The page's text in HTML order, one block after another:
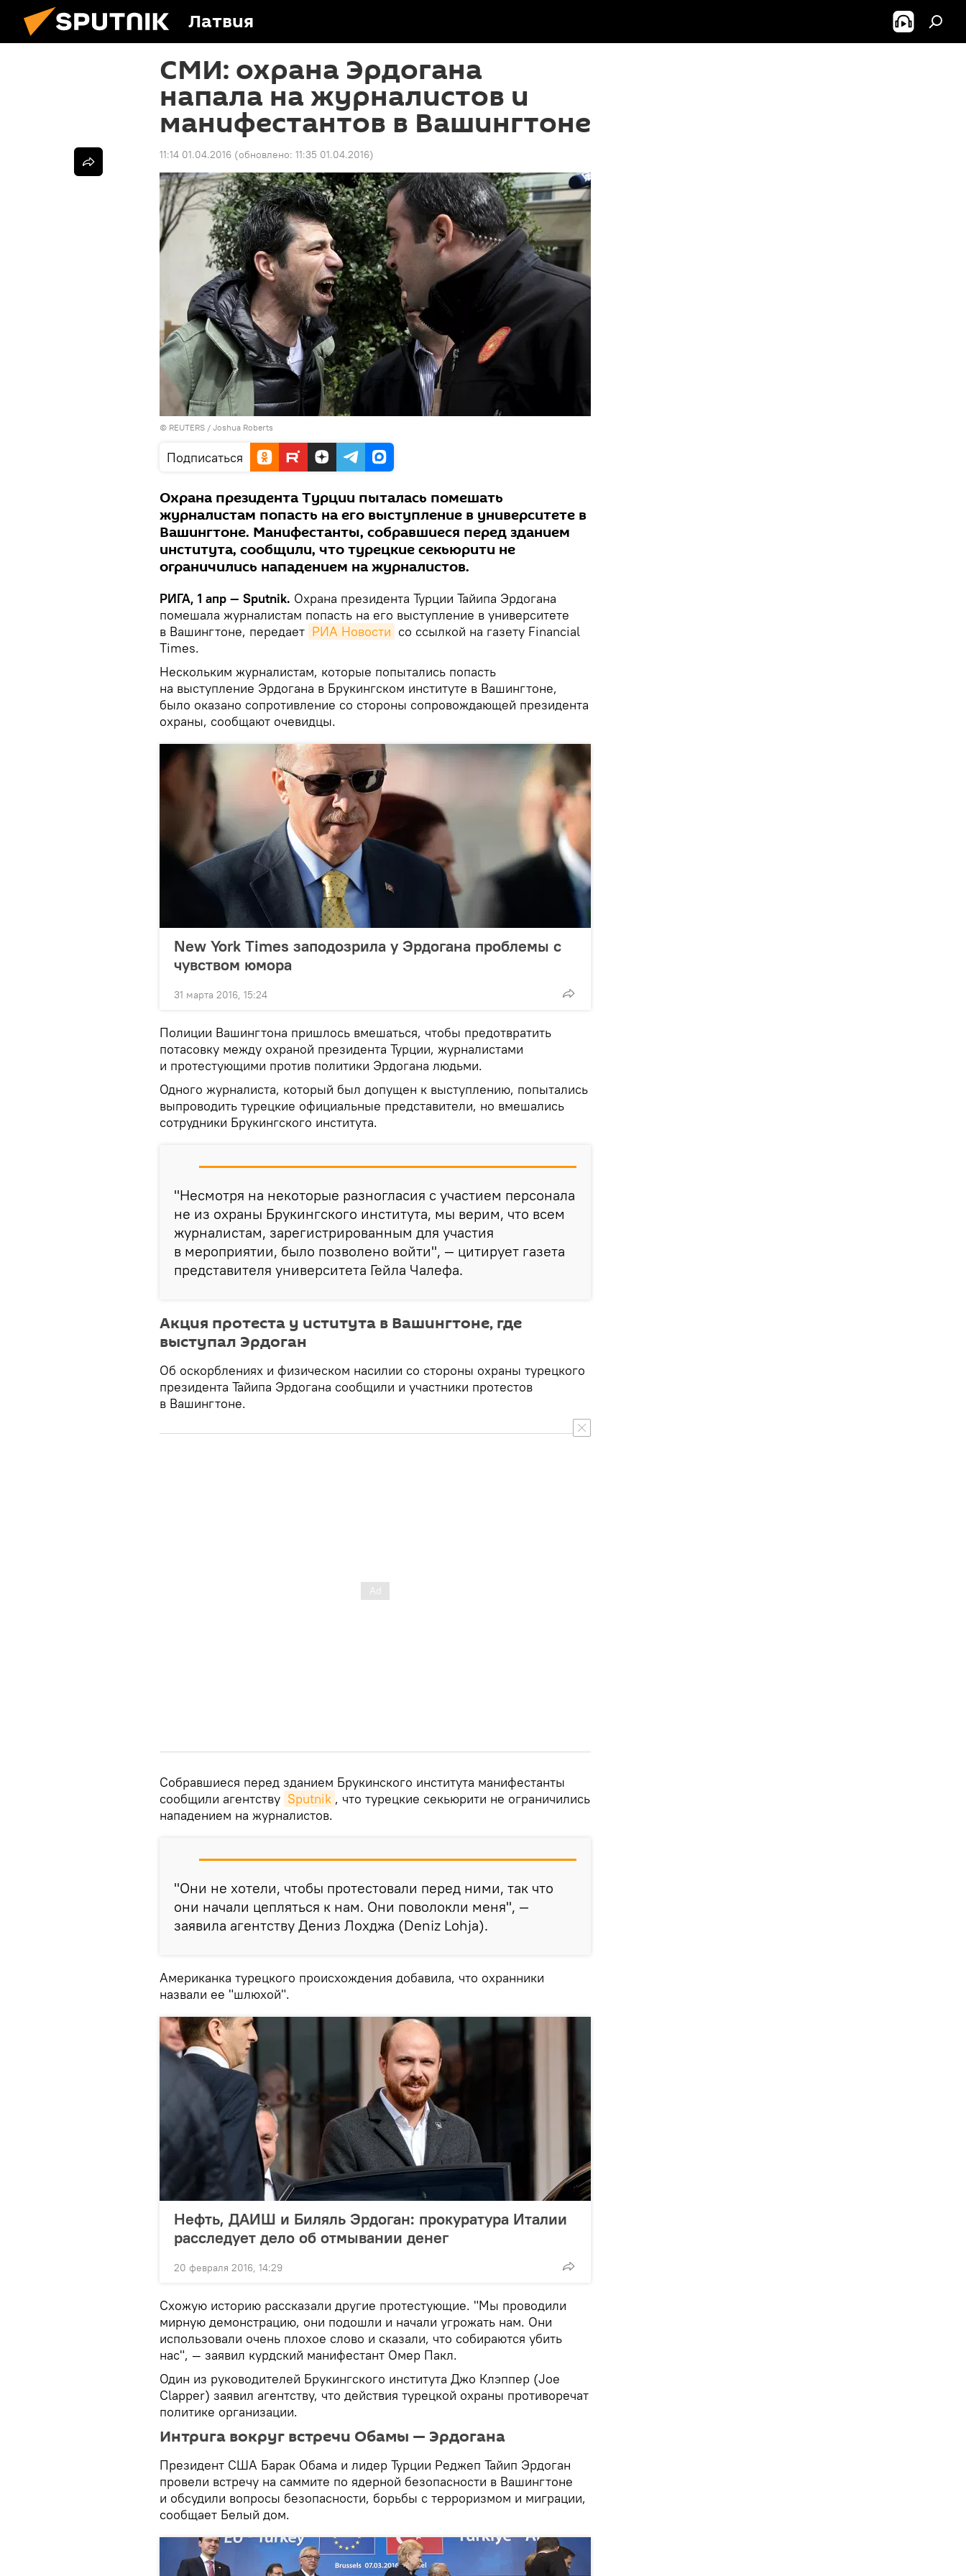
Латвия
СМИ: охрана Эрдогана
напала на журналистов и
манифестантов в Вашингтоне
11:14 01.04.2016 (обновлено: 11:35 01.04.2016)
© REUTERS / Joshua Roberts
Подписаться
Охрана президента Турции пыталась помешать
журналистам попасть на его выступление в университете в
Вашингтоне. Манифестанты, собравшиеся перед зданием
института, сообщили, что турецкие секьюрити не
ограничились нападением на журналистов.
РИГА, 1 апр — Sputnik. Охрана президента Турции Тайипа Эрдогана
помешала журналистам попасть на его выступление в университете
в Вашингтоне, передает РИА Новости со ссылкой на газету Financial
Times.
Нескольким журналистам, которые попытались попасть
на выступление Эрдогана в Брукингском институте в Вашингтоне,
было оказано сопротивление со стороны сопровождающей президента
охраны, сообщают очевидцы.
New York Times заподозрила у Эрдогана проблемы с
чувством юмора
31 марта 2016, 15:24
Полиции Вашингтона пришлось вмешаться, чтобы предотвратить
потасовку между охраной президента Турции, журналистами
и протестующими против политики Эрдогана людьми.
Одного журналиста, который был допущен к выступлению, попытались
выпроводить турецкие официальные представители, но вмешались
сотрудники Брукингского института.
"Несмотря на некоторые разногласия с участием персонала
не из охраны Брукингского института, мы верим, что всем
журналистам, зарегистрированным для участия
в мероприятии, было позволено войти", — цитирует газета
представителя университета Гейла Чалефа.
Акция протеста у иститута в Вашингтоне, где
выступал Эрдоган
Об оскорблениях и физическом насилии со стороны охраны турецкого
президента Тайипа Эрдогана сообщили и участники протестов
в Вашингтоне.
Собравшиеся перед зданием Брукинского института манифестанты
сообщили агентству Sputnik , что турецкие секьюрити не ограничились
нападением на журналистов.
"Они не хотели, чтобы протестовали перед ними, так что
они начали цепляться к нам. Они поволокли меня", —
заявила агентству Дениз Лохджа (Deniz Lohja).
Американка турецкого происхождения добавила, что охранники
назвали ее "шлюхой".
Нефть, ДАИШ и Биляль Эрдоган: прокуратура Италии
расследует дело об отмывании денег
20 февраля 2016, 14:29
Схожую историю рассказали другие протестующие. "Мы проводили
мирную демонстрацию, они подошли и начали угрожать нам. Они
использовали очень плохое слово и сказали, что собираются убить
нас", — заявил курдский манифестант Омер Пакл.
Один из руководителей Брукингского института Джо Клэппер (Joe
Clapper) заявил агентству, что действия турецкой охраны противоречат
политике организации.
Интрига вокруг встречи Обамы — Эрдогана
Президент США Барак Обама и лидер Турции Реджеп Тайип Эрдоган
провели встречу на саммите по ядерной безопасности в Вашингтоне
и обсудили вопросы безопасности, борьбы с терроризмом и миграции,
сообщает Белый дом.